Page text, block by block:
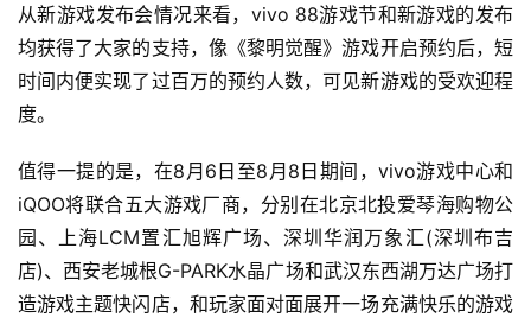
届
金
茶
奖
7
月
3
从新游戏发布会情况来看，vivo 88游戏节和新游戏的发布
均获得了大家的支持，像《黎明觉醒》游戏开启预约后，短
时间内便实现了过百万的预约人数，可见新游戏的受欢迎程
度。
值得一提的是，在8月6日至8月8日期间，vivo游戏中心和
iQOO将联合五大游戏厂商，分别在北京北投爱琴海购物公
园、上海LCM置汇旭辉广场、深圳华润万象汇(深圳布吉
店)、西安老城根G-PARK水晶广场和武汉东西湖万达广场打
造游戏主题快闪店，和玩家面对面展开一场充满快乐的游戏